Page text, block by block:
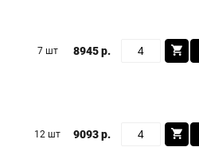
7 шт 8945 р.
12 шт 9093 р.